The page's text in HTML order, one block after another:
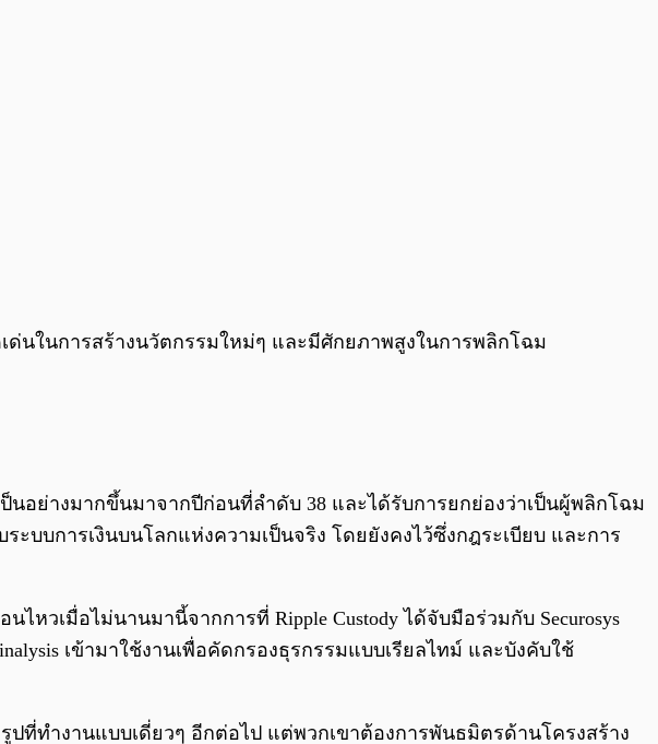
ด่นในการสร้างนวัตกรรมใหม่ๆ และมีศักยภาพสูงในการพลิกโฉม
นอย่างมากขึ้นมาจากปีก่อนที่ลำดับ 38 และได้รับการยกย่องว่าเป็นผู้พลิกโฉม
บบการเงินบนโลกแห่งความเป็นจริง โดยยังคงไว้ซึ่งกฎระเบียบ และการ
หวเมื่อไม่นานมานี้จากการที่ Ripple Custody ได้จับมือร่วมกับ Securosys
เข้ามาใช้งานเพื่อคัดกรองธุรกรรมแบบเรียลไทม์ และบังคับใช้
ปที่ทำงานแบบเดี่ยวๆ อีกต่อไป แต่พวกเขาต้องการพันธมิตรด้านโครงสร้าง